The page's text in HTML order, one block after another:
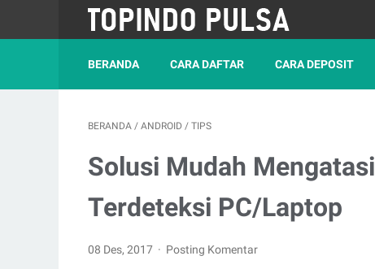
BERANDA CARA DAFTAR CARA DEPOSIT
BERANDA / ANDROID / TIPS
Solusi Mudah
Terdeteksi PC/Laptop
08 Des, 2017 Posting Komentar